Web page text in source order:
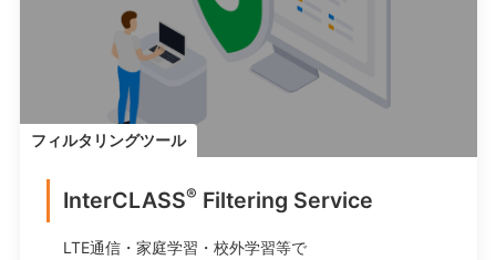
フィルタリングツール
InterCLASS® ︎ Filtering Service
LTE通信・家庭学習・校外学習等で